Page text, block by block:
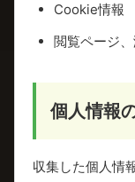
Cookie情報
閲覧ページ
個人情報
収集した個人情